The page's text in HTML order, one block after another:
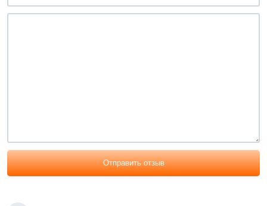
Отправить отзыв